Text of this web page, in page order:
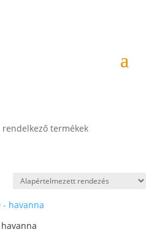
rendelkező termékek
havanna